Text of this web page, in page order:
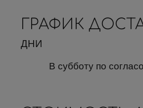
ГРАФИК
ДНИ
В субботу по